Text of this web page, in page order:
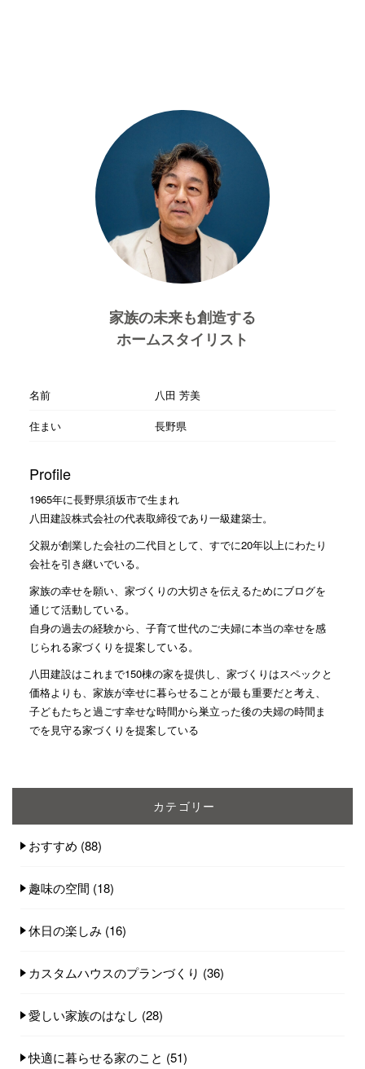
家族の未来も創造する
ホームスタイリスト
名前
八田 芳美
住まい
長野県
Profile
1965年に長野県須坂市で生まれ
八田建設株式会社の代表取締役であり一級建築士。
父親が創業した会社の二代目として、すでに20年以上にわたり
会社を引き継いでいる。
家族の幸せを願い、家づくりの大切さを伝えるためにブログを
通じて活動している。
自身の過去の経験から、子育て世代のご夫婦に本当の幸せを感
じられる家づくりを提案している。
八田建設はこれまで150棟の家を提供し、家づくりはスペックと
価格よりも、家族が幸せに暮らせることが最も重要だと考え、
子どもたちと過ごす幸せな時間から巣立った後の夫婦の時間ま
でを見守る家づくりを提案している
カテゴリー
おすすめ (88)
趣味の空間 (18)
休日の楽しみ (16)
カスタムハウスのプランづくり (36)
愛しい家族のはなし (28)
快適に暮らせる家のこと (51)